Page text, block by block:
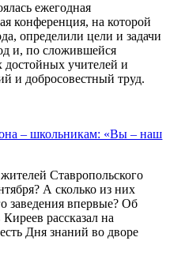
ежегодная
конференция, на которой
определили цели и задачи
и, по сложившейся
учителей и
и добросовестный труд.
– школьникам: «Вы – наш
Ставропольского
А сколько из них
заведения впервые? Об
рассказал на
Дня знаний во дворе